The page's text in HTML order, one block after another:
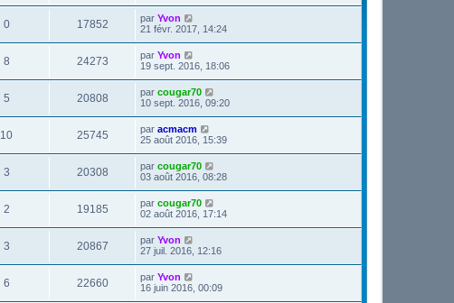
0 17852 par Yvon
21 févr. 2017, 14:24
8 24273 par Yvon
19 sept. 2016, 18:06
5 20808 par cougar70
10 sept. 2016, 09:20
10 25745 par acmacm
25 août 2016, 15:39
3 20308 par cougar70
03 août 2016, 08:28
2 19185 par cougar70
02 août 2016, 17:14
3 20867 par Yvon
27 juil. 2016, 12:16
6 22660 par Yvon
16 juin 2016, 00:09